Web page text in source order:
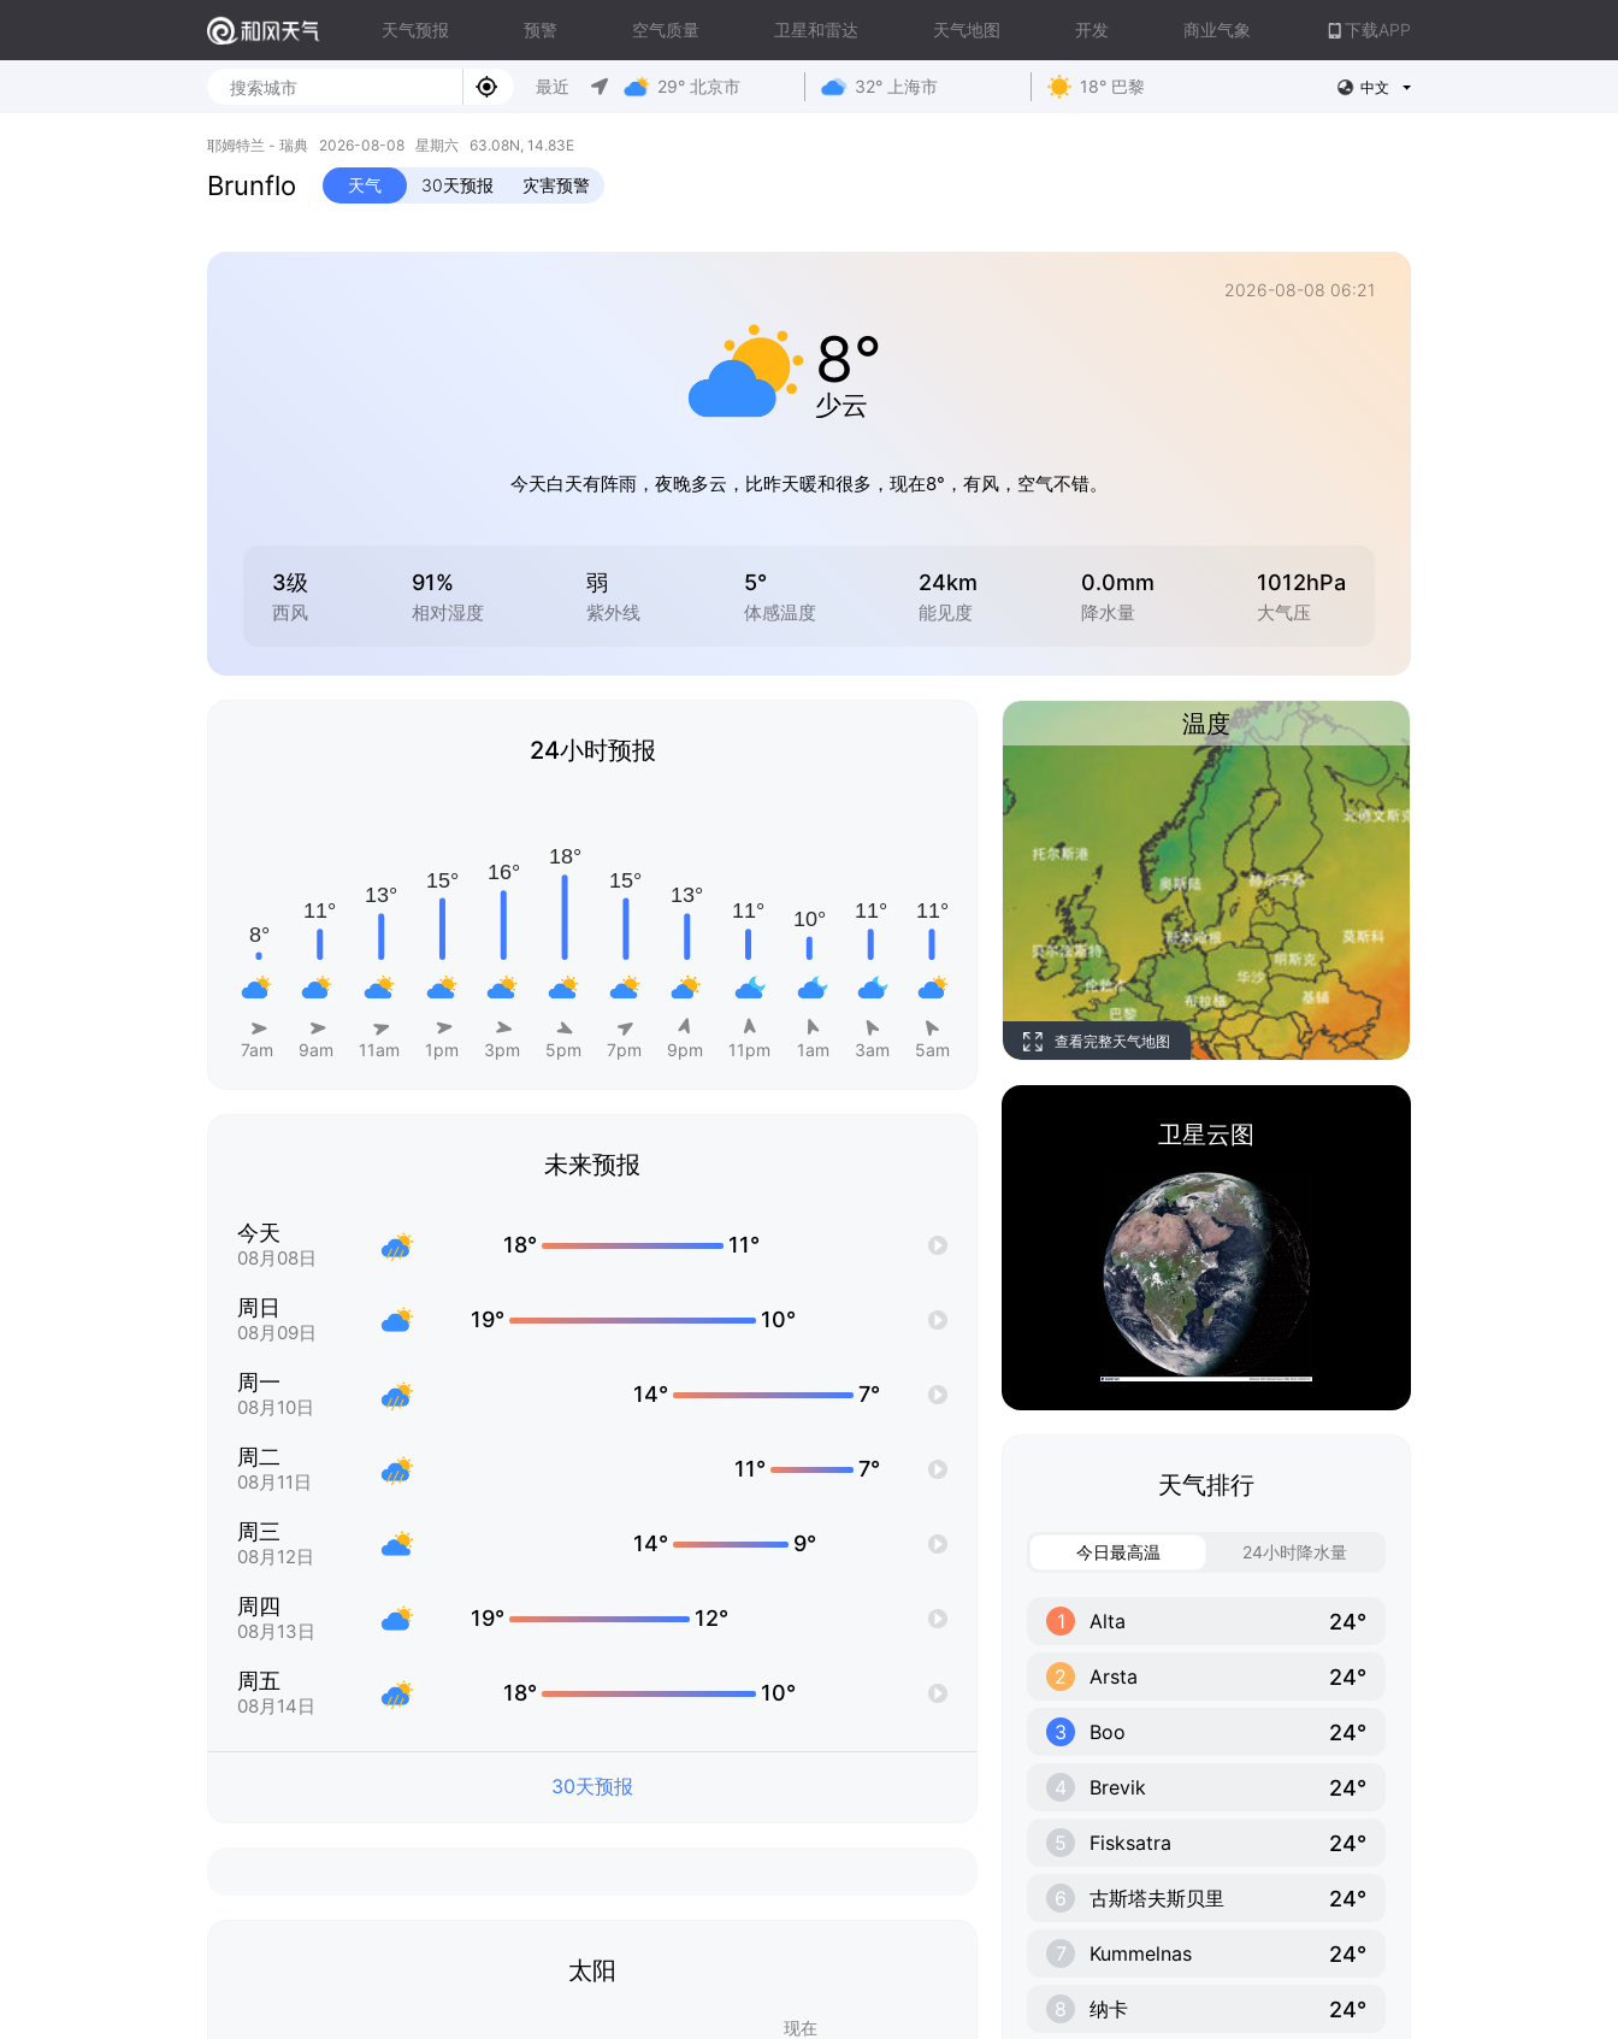
天气预报 预警 空气质量 卫星和雷达 天气地图 开发 商业气象 下载APP
最近 29° 北京市 32° 上海市 18° 巴黎 中文
耶姆特兰 - 瑞典 2026-08-08 星期六 63.08N, 14.83E
Brunflo 天气 30天预报 灾害预警
2026-08-08 06:21
8°
少云
今天白天有阵雨，夜晚多云，比昨天暖和很多，现在8°，有风，空气不错。
3级
西风
91%
相对湿度
弱
紫外线
5°
体感温度
24km
能见度
0.0mm
降水量
1012hPa
大气压
24小时预报
7am 9am 11am 1pm 3pm 5pm 7pm 9pm 11pm 1am 3am 5am
未来预报
今天
08月08日
18° 11°
周日
08月09日
19° 10°
周一
08月10日
14° 7°
周二
08月11日
11° 7°
周三
08月12日
14° 9°
周四
08月13日
19° 12°
周五
08月14日
18° 10°
30天预报
太阳
现在
温度
查看完整天气地图
卫星云图
天气排行
今日最高温 24小时降水量
1 Alta 24°
2 Arsta 24°
3 Boo 24°
4 Brevik 24°
5 Fisksatra 24°
6 古斯塔夫斯贝里 24°
7 Kummelnas 24°
8 纳卡 24°